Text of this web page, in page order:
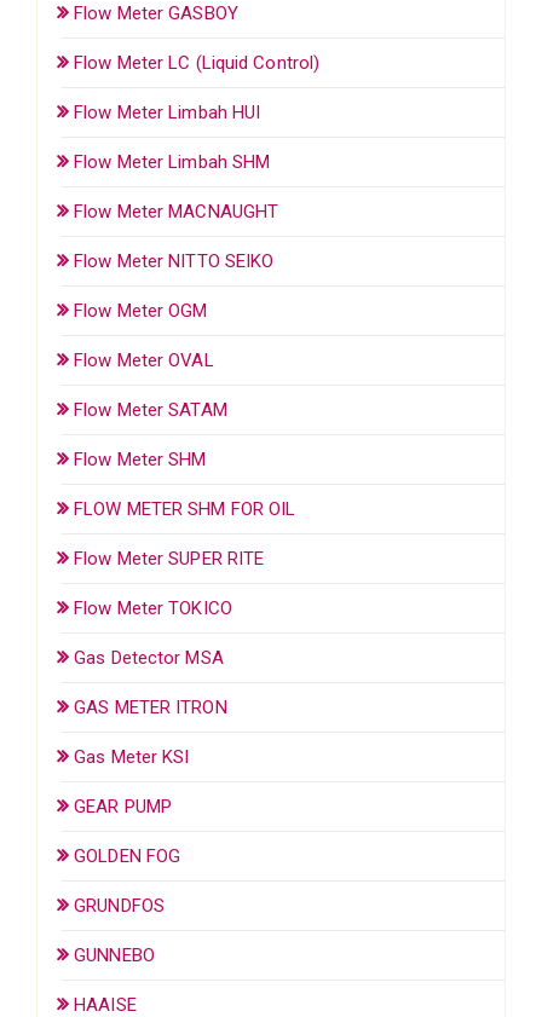
Flow Meter GASBOY
Flow Meter LC (Liquid Control)
Flow Meter Limbah HUI
Flow Meter Limbah SHM
Flow Meter MACNAUGHT
Flow Meter NITTO SEIKO
Flow Meter OGM
Flow Meter OVAL
Flow Meter SATAM
Flow Meter SHM
FLOW METER SHM FOR OIL
Flow Meter SUPER RITE
Flow Meter TOKICO
Gas Detector MSA
GAS METER ITRON
Gas Meter KSI
GEAR PUMP
GOLDEN FOG
GRUNDFOS
GUNNEBO
HAAISE